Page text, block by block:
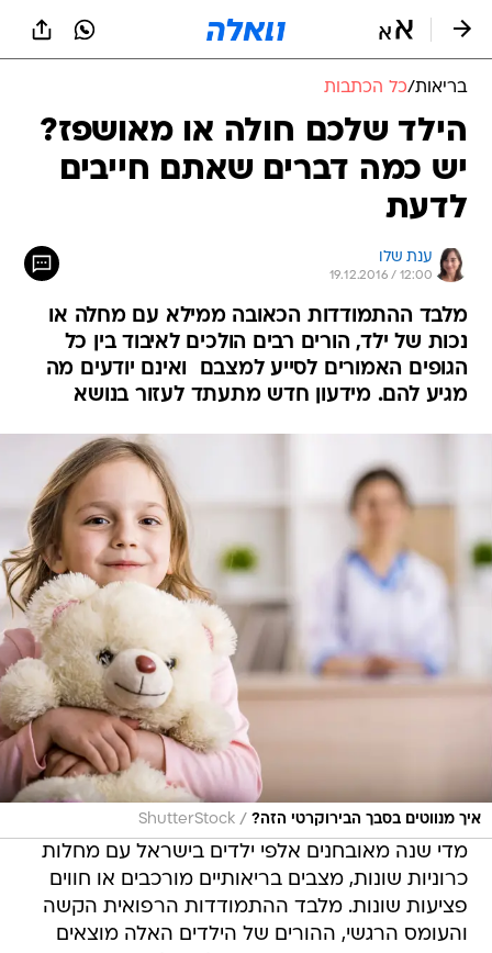
בריאות/כל הכתבות
הילד שלכם חולה או מאושפז?
יש כמה דברים שאתם חייבים
לדעת
ענת שלו
19.12.2016 / 12:00
מלבד ההתמודדות הכאובה ממילא עם מחלה או
נכות של ילד, הורים רבים הולכים לאיבוד בין כל
הגופים האמורים לסייע למצבם  ואינם יודעים מה
מגיע להם. מידעון חדש מתעתד לעזור בנושא
איך מנווטים בסבך הבירוקרטי הזה? /
ShutterStock
מדי שנה מאובחנים אלפי ילדים בישראל עם מחלות
כרוניות שונות, מצבים בריאותיים מורכבים או חווים
פציעות שונות. מלבד ההתמודדות הרפואית הקשה
והעומס הרגשי, ההורים של הילדים האלה מוצאים